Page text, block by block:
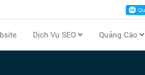
Dịch Vụ SEO Quảng Cáo